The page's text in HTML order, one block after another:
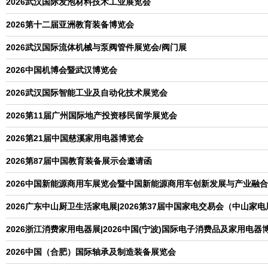
2026第十二届亚洲教育装备博览会
2026武汉国际流体机械与泵阀管件展览会/阀门展
2026中国机博会暨武汉博览会
2026武汉国际智能工业及自动化技术展览会
2026第11届广州国际地产投资移民留学展览会
2026第21届中国慈溪家用电器博览会
2026第87届中国教育装备展示会邀请函
2026中国新能源商用车展览会暨中国新能源商用车创新发展与产业融
2026广东中山厨卫生活家电展|2026第37届中国家电交易会（中山家电
2026浙江消费家用电器展|2026中国(宁波)国际电子消费品及家用电器
2026中国（合肥）国际轴承及制造装备展览会